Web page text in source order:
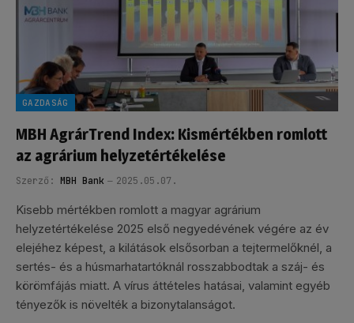
GAZDASÁG
MBH AgrárTrend Index: Kismértékben romlott
az agrárium helyzetértékelése
Szerző: MBH Bank 2025.05.07.
Kisebb mértékben romlott a magyar agrárium
helyzetértékelése 2025 első negyedévének végére az év
elejéhez képest, a kilátások elsősorban a tejtermelőknél, a
sertés- és a húsmarhatartóknál rosszabbodtak a száj- és
körömfájás miatt. A vírus áttételes hatásai, valamint egyéb
tényezők is növelték a bizonytalanságot.